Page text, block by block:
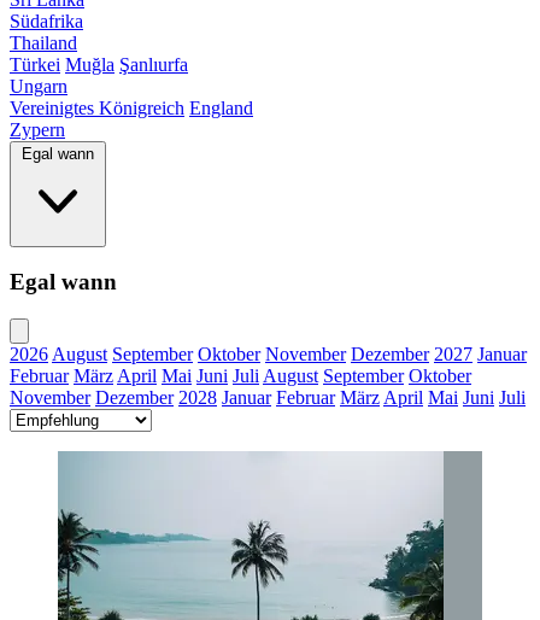
Südafrika
Thailand
Türkei Muğla Şanlıurfa
Ungarn
Vereinigtes Königreich England
Zypern
Egal wann
Egal wann
2026 August September Oktober November Dezember 2027 Januar
Februar März April Mai Juni Juli August September Oktober
November Dezember 2028 Januar Februar März April Mai Juni Juli